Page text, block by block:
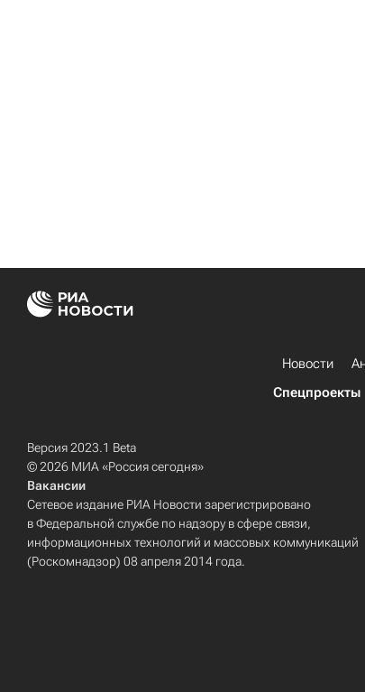
Новости
Спецпроекты
Версия 2023.1 Beta
© 2026 МИА «Россия сегодня»
Вакансии
Сетевое издание РИА Новости зарегистрировано
в Федеральной службе по надзору в сфере связи,
информационных технологий и массовых коммуникаций
(Роскомнадзор) 08 апреля 2014 года.